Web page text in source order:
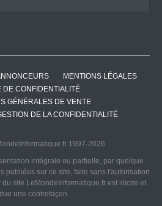
MENTIONS LÉGALES
DE CONFIDENTIALITÉ
GÉNÉRALES DE VENTE
DE LA CONFIDENTIALITÉ
1997-2026
intégrale ou partielle, par quelque
publiées sur ce site, faite sans l'autorisation
site LeMondeInformatique.fr est illicite et
une contrefaçon.